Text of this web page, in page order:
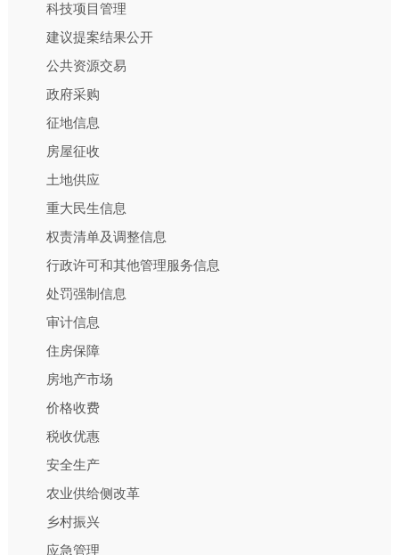
科技项目管理
建议提案结果公开
公共资源交易
政府采购
征地信息
房屋征收
土地供应
重大民生信息
权责清单及调整信息
行政许可和其他管理服务信息
处罚强制信息
审计信息
住房保障
房地产市场
价格收费
税收优惠
安全生产
农业供给侧改革
乡村振兴
应急管理